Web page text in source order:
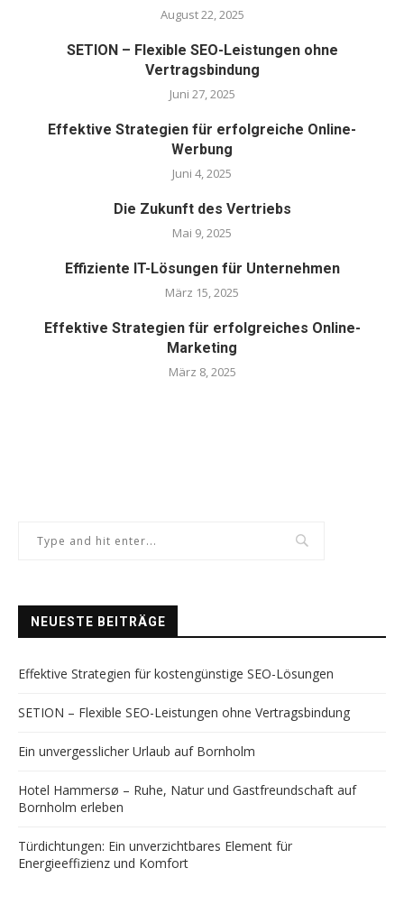
August 22, 2025
SETION – Flexible SEO-Leistungen ohne
Vertragsbindung
Juni 27, 2025
Effektive Strategien für erfolgreiche Online-
Werbung
Juni 4, 2025
Die Zukunft des Vertriebs
Mai 9, 2025
Effiziente IT-Lösungen für Unternehmen
März 15, 2025
Effektive Strategien für erfolgreiches Online-
Marketing
März 8, 2025
NEUESTE BEITRÄGE
Effektive Strategien für kostengünstige SEO-Lösungen
SETION – Flexible SEO-Leistungen ohne Vertragsbindung
Ein unvergesslicher Urlaub auf Bornholm
Hotel Hammersø – Ruhe, Natur und Gastfreundschaft auf
Bornholm erleben
Türdichtungen: Ein unverzichtbares Element für
Energieeffizienz und Komfort